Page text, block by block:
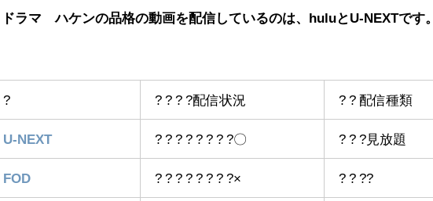
ラマ ハケンの品格の動画を配信しているのは、huluとU-NEXTです。
? ? ? ? ?配信状況 ? ? 配信種類
U-NEXT ? ? ? ? ? ? ? ?〇 ? ? ?見放題
FOD ? ? ? ? ? ? ? ?× ? ? ??